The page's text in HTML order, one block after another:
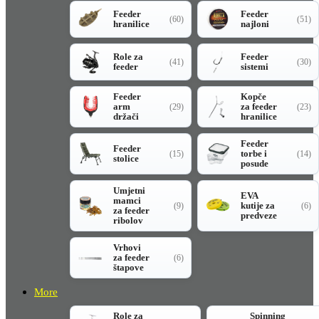
Feeder
hranilice
(60)
Feeder
najloni
(51)
Role za
feeder
(41)
Feeder
sistemi
(30)
Feeder
arm
držači
(29)
Kopče
za feeder
hranilice
(23)
Feeder
stolice
(15)
Feeder
torbe i
posude
(14)
Umjetni
mamci
za feeder
ribolov
(9)
EVA
kutije za
predveze
(6)
Vrhovi
za feeder
štapove
(6)
More
Role za
Spinning